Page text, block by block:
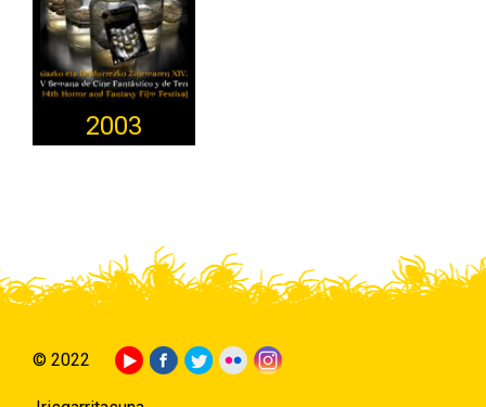
2003
© 2022